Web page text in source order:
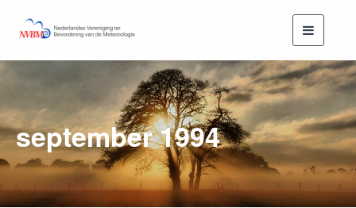
Toggle
september 1994